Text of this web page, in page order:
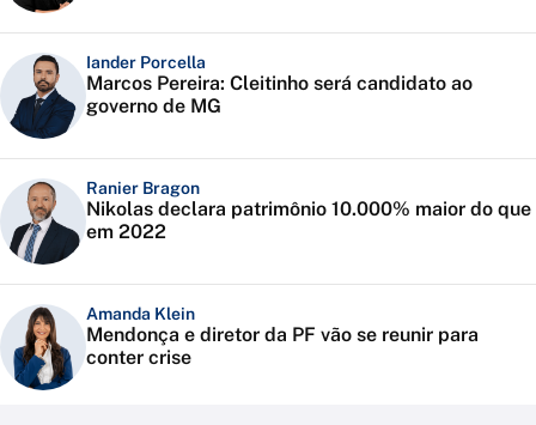
Iander Porcella
Marcos Pereira: Cleitinho será candidato ao
governo de MG
Ranier Bragon
Nikolas declara patrimônio 10.000% maior do que
em 2022
Amanda Klein
Mendonça e diretor da PF vão se reunir para
conter crise